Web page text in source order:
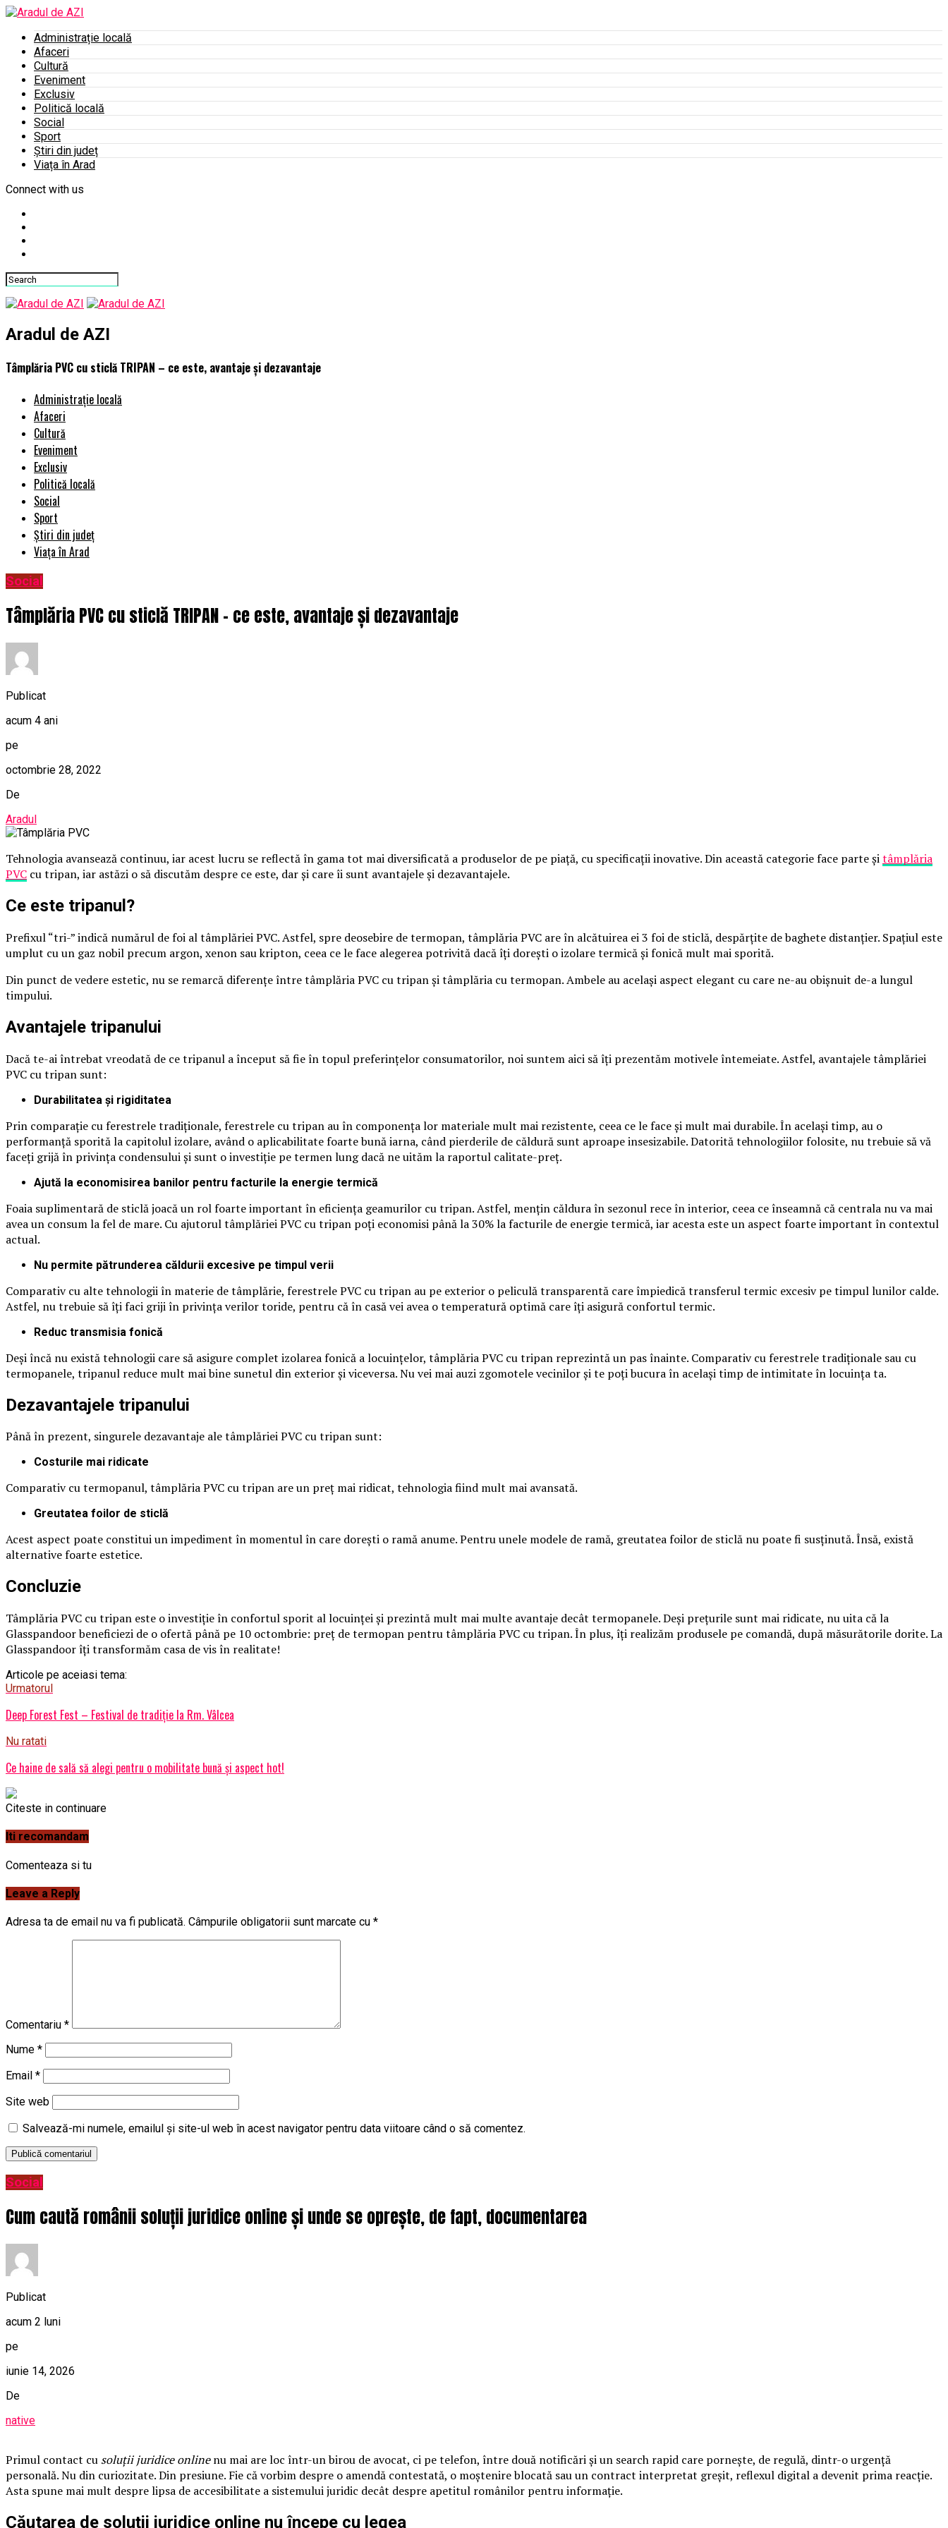
Administrație locală
Afaceri
Cultură
Eveniment
Exclusiv
Politică locală
Social
Sport
Știri din județ
Viața în Arad
Connect with us
Aradul de AZI
Tâmplăria PVC cu sticlă TRIPAN – ce este, avantaje și dezavantaje
Administrație locală
Afaceri
Cultură
Eveniment
Exclusiv
Politică locală
Social
Sport
Știri din județ
Viața în Arad
Social
Tâmplăria PVC cu sticlă TRIPAN – ce este, avantaje și dezavantaje
Publicat
acum 4 ani
pe
octombrie 28, 2022
De
Aradul
Tehnologia avansează continuu, iar acest lucru se reflectă în gama tot mai diversificată a produselor de pe piață, cu specificații inovative. Din această categorie face parte șitâmplăria
PVC cu tripan, iar astăzi o să discutăm despre ce este, dar și care îi sunt avantajele și dezavantajele.
Ce este tripanul?
Prefixul “tri-” indică numărul de foi al tâmplăriei PVC. Astfel, spre deosebire de termopan, tâmplăria PVC are în alcătuirea ei 3 foi de sticlă, despărțite de baghete distanțier. Spațiul este
umplut cu un gaz nobil precum argon, xenon sau kripton, ceea ce le face alegerea potrivită dacă îți dorești o izolare termică și fonică mult mai sporită.
Din punct de vedere estetic, nu se remarcă diferențe între tâmplăria PVC cu tripan și tâmplăria cu termopan. Ambele au același aspect elegant cu care ne-au obișnuit de-a lungul
timpului.
Avantajele tripanului
Dacă te-ai întrebat vreodată de ce tripanul a început să fie în topul preferințelor consumatorilor, noi suntem aici să îți prezentăm motivele întemeiate. Astfel, avantajele tâmplăriei
PVC cu tripan sunt:
Durabilitatea și rigiditatea
Prin comparație cu ferestrele tradiționale, ferestrele cu tripan au în componența lor materiale mult mai rezistente, ceea ce le face și mult mai durabile. În același timp, au o
performanță sporită la capitolul izolare, având o aplicabilitate foarte bună iarna, când pierderile de căldură sunt aproape insesizabile. Datorită tehnologiilor folosite, nu trebuie să vă
faceți grijă în privința condensului și sunt o investiție pe termen lung dacă ne uităm la raportul calitate-preț.
Ajută la economisirea banilor pentru facturile la energie termică
Foaia suplimentară de sticlă joacă un rol foarte important în eficiența geamurilor cu tripan. Astfel, mențin căldura în sezonul rece în interior, ceea ce înseamnă că centrala nu va mai
avea un consum la fel de mare. Cu ajutorul tâmplăriei PVC cu tripan poți economisi până la 30% la facturile de energie termică, iar acesta este un aspect foarte important în contextul
actual.
Nu permite pătrunderea căldurii excesive pe timpul verii
Comparativ cu alte tehnologii în materie de tâmplărie, ferestrele PVC cu tripan au pe exterior o peliculă transparentă care împiedică transferul termic excesiv pe timpul lunilor calde.
Astfel, nu trebuie să îți faci griji în privința verilor toride, pentru că în casă vei avea o temperatură optimă care îți asigură confortul termic.
Reduc transmisia fonică
Deși încă nu există tehnologii care să asigure complet izolarea fonică a locuințelor, tâmplăria PVC cu tripan reprezintă un pas înainte. Comparativ cu ferestrele tradiționale sau cu
termopanele, tripanul reduce mult mai bine sunetul din exterior și viceversa. Nu vei mai auzi zgomotele vecinilor și te poți bucura în același timp de intimitate în locuința ta.
Dezavantajele tripanului
Până în prezent, singurele dezavantaje ale tâmplăriei PVC cu tripan sunt:
Costurile mai ridicate
Comparativ cu termopanul, tâmplăria PVC cu tripan are un preț mai ridicat, tehnologia fiind mult mai avansată.
Greutatea foilor de sticlă
Acest aspect poate constitui un impediment în momentul în care dorești o ramă anume. Pentru unele modele de ramă, greutatea foilor de sticlă nu poate fi susținută. Însă, există
alternative foarte estetice.
Concluzie
Tâmplăria PVC cu tripan este o investiție în confortul sporit al locuinței și prezintă mult mai multe avantaje decât termopanele. Deși prețurile sunt mai ridicate, nu uita că la
Glasspandoor beneficiezi de o ofertă până pe 10 octombrie: preț de termopan pentru tâmplăria PVC cu tripan. În plus, îți realizăm produsele pe comandă, după măsurătorile dorite. La
Glasspandoor îţi transformăm casa de vis în realitate!
Articole pe aceiasi tema:
Urmatorul
Deep Forest Fest – Festival de tradiţie la Rm. Vâlcea
Nu ratati
Ce haine de sală să alegi pentru o mobilitate bună şi aspect hot!
Citeste in continuare
Iti recomandam
Comenteaza si tu
Leave a Reply
Adresa ta de email nu va fi publicată. Câmpurile obligatorii sunt marcate cu *
Comentariu *
Nume *
Email *
Site web
Salvează-mi numele, emailul și site-ul web în acest navigator pentru data viitoare când o să comentez.
Social
Cum caută românii soluții juridice online și unde se oprește, de fapt, documentarea
Publicat
acum 2 luni
pe
iunie 14, 2026
De
native
Primul contact cu soluții juridice onlinenu mai are loc într-un birou de avocat, ci pe telefon, între două notificări și un search rapid care pornește, de regulă, dintr-o urgență
personală. Nu din curiozitate. Din presiune. Fie că vorbim despre o amendă contestată, o moștenire blocată sau un contract interpretat greșit, reflexul digital a devenit prima reacție.
Asta spune mai mult despre lipsa de accesibilitate a sistemului juridic decât despre apetitul românilor pentru informație.
Căutarea de soluții juridice online nu începe cu legea